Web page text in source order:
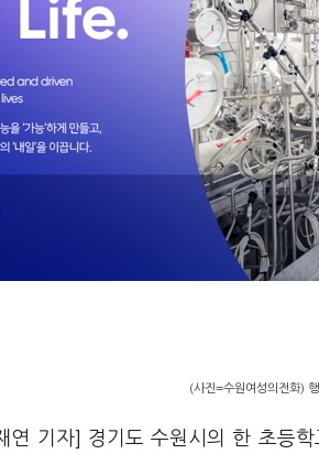
(사진=수원여성의전화)
연 기자] 경기도 수원시의 한 초등